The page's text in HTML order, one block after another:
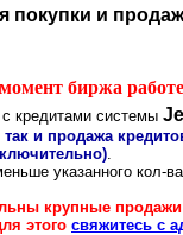
покупки и
биржа
кредитами системы
так и продажа
.
указанного кол-
крупные
этого свяжитесь с